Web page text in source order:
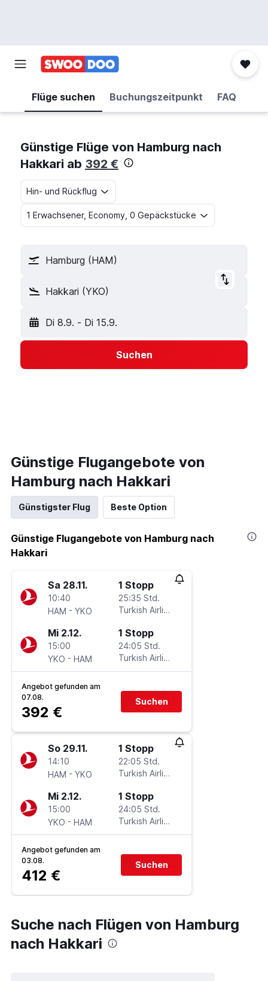
Flüge suchen Buchungszeitpunkt FAQ
Günstige Flüge von Hamburg nach
Hakkari ab 392 €
Hin- und Rückflug
1 Erwachsener, Economy, 0 Gepäckstücke
Hamburg (HAM)
Hakkari (YKO)
Di 8.9. - Di 15.9.
Suchen
Günstige Flugangebote von
Hamburg nach Hakkari
Günstigster Flug Beste Option
Günstige Flugangebote von Hamburg nach
Hakkari
Sa 28.11.
10:40
HAM - YKO
1 Stopp
25:35 Std.
Turkish Airlines
Mi 2.12.
15:00
YKO - HAM
1 Stopp
24:05 Std.
Turkish Airlines
Angebot gefunden am
07.08.
392 €
Suchen
So 29.11.
14:10
HAM - YKO
1 Stopp
22:05 Std.
Turkish Airlines
Mi 2.12.
15:00
YKO - HAM
1 Stopp
24:05 Std.
Turkish Airlines
Angebot gefunden am
03.08.
412 €
Suchen
Suche nach Flügen von Hamburg
nach Hakkari